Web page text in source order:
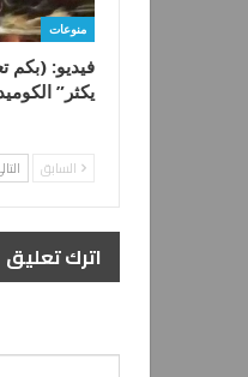
منوعات
فيديو: (بكم
يكثر”
السابق
اترك تعليق